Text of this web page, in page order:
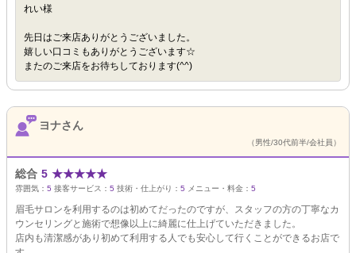
れい様
先日はご来店ありがとうございました。
嬉しい口コミもありがとうございます☆
またのご来店をお待ちしております(^^)
ヨナさん
（男性/30代前半/会社員）
総合 5 ★★★★★
雰囲気： 5 接客サービス： 5 技術・仕上がり： 5 メニュー・料金： 5
眉毛サロンを利用するのは初めてだったのですが、スタッフの方の丁寧なカ
ウンセリングと施術で想像以上に綺麗に仕上げていただきました。
店内も清潔感があり初めて利用する人でも安心して行くことができるお店で